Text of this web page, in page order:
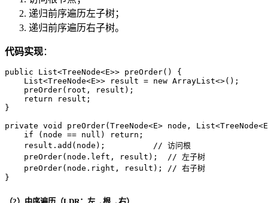
递归前序遍历左子树；
递归前序遍历右子树。
代码实现：
public List<TreeNode<E>> preOrder()
{
    List<TreeNode<E>> result =
new ArrayList<>();
    preOrder(root, result);
return result;
}
private void preOrder(TreeNode<E> node,
if (node == null ) return ;
    result.add(node);
// 访问根
    preOrder(node.left, result);
// 左子树
    preOrder(node.right, result);
// 右子树
}